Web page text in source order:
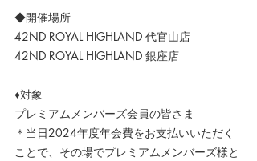
◆開催場所
42ND ROYAL HIGHLAND 代官山店
42ND ROYAL HIGHLAND 銀座店
♦対象
プレミアムメンバーズ会員の皆さま
＊当日2024年度年会費をお支払いいただく
ことで、その場でプレミアムメンバーズ様と